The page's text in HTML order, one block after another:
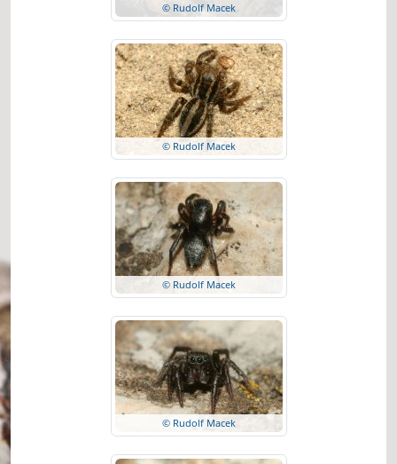
© Rudolf Macek
© Rudolf Macek
© Rudolf Macek
© Rudolf Macek